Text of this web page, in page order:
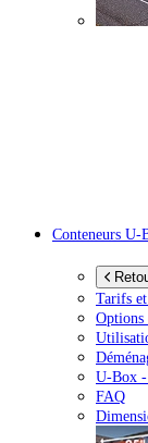
Conteneurs U-
Tarifs
Options
U-Box -
FAQ